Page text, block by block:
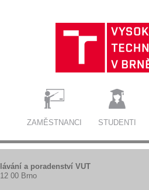
ZAMĚSTNANCI STUDENTI
a poradenství VUT
00 Brno